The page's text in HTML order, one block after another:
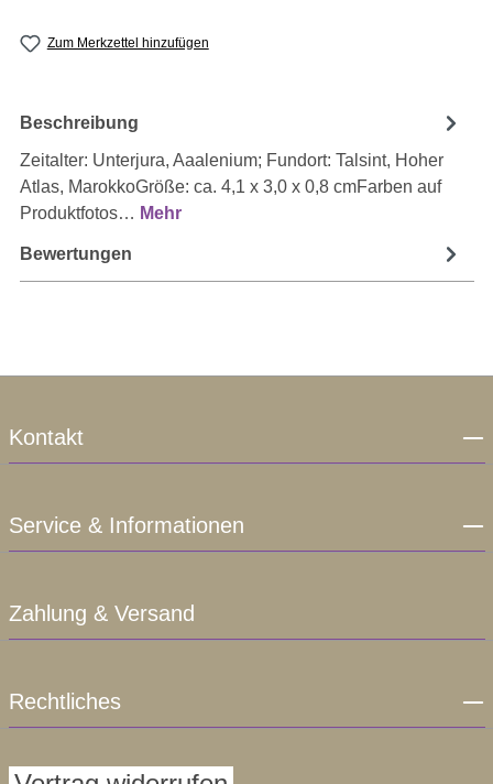
Zum Merkzettel hinzufügen
Beschreibung
Zeitalter: Unterjura, Aaalenium; Fundort: Talsint, Hoher
Atlas, MarokkoGröße: ca. 4,1 x 3,0 x 0,8 cmFarben auf
Produktfotos… Mehr
Bewertungen
Kontakt
Service & Informationen
Zahlung & Versand
Rechtliches